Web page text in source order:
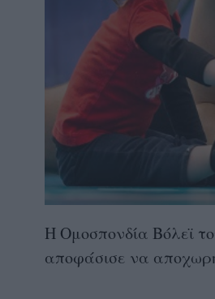
Η Ομοσπονδία Βόλεϊ
αποφάσισε να